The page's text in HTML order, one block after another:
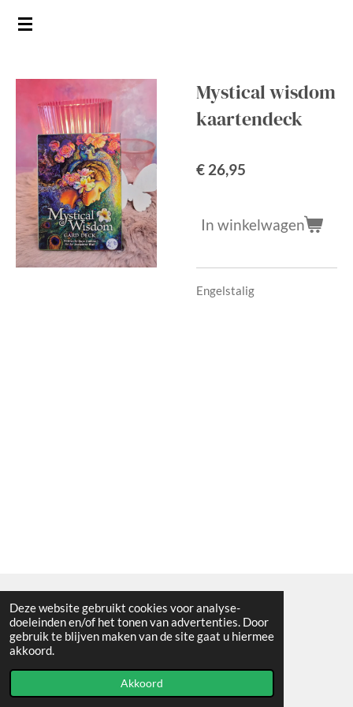
Deze website gebruikt cookies voor analyse-
doeleinden en/of het tonen van advertenties. Door
gebruik te blijven maken van de site gaat u hiermee
akkoord.
Akkoord
Ga
de
hoofdinhoud
Mystical wisdom
kaartendeck
€ 26,95
In winkelwagen
Engelstalig
Algemene voorwaarden
© 2021 - RC en mineralenshop Het vlinderpad